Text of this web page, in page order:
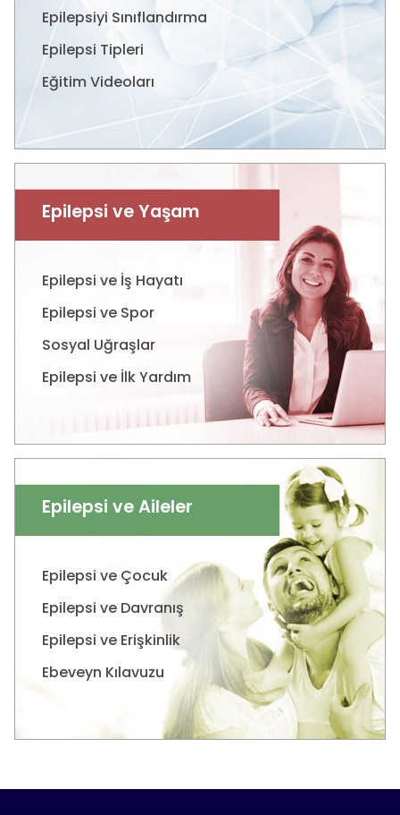
Epilepsiyi Sınıflandırma
Epilepsi Tipleri
Eğitim Videoları
Epilepsi ve Yaşam
Epilepsi ve İş Hayatı
Epilepsi ve Spor
Sosyal Uğraşlar
Epilepsi ve İlk Yardım
Epilepsi ve Aileler
Epilepsi ve Çocuk
Epilepsi ve Davranış
Epilepsi ve Erişkinlik
Ebeveyn Kılavuzu